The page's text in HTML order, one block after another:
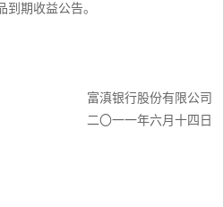
期收益公告。
富滇银行股份有限公司
二〇一一年六月十四日